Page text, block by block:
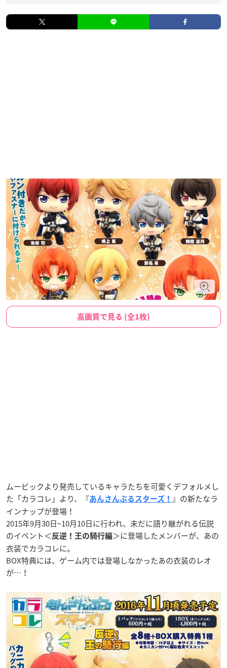
高画質で見る (全1枚)
ムービックより発売しているキャラたちを可愛くデフォルメし
た「カラコレ」より、『あんさんぶるスターズ！ 』の新たなラ
インナップが登場！
2015年9月30日~10月10日に行われ、未だに語り継がれる伝説
のイベント＜ 反逆！王の騎行編＞に登場したメンバーが、あの
衣装でカラコレに。
BOX特典には、ゲーム内では登場しなかったあの衣装のレオ
が…！